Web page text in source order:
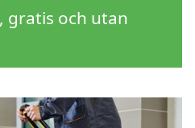
gratis och utan